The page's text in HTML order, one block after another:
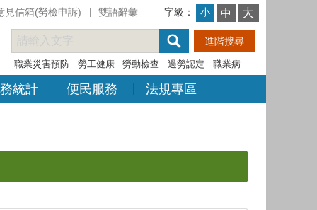
見信箱(勞檢申訴) 雙語辭彙 字級： 小 中 大
職業災害預防 勞工健康 勞動檢查 過勞認定 職業病
統計 便民服務 法規專區